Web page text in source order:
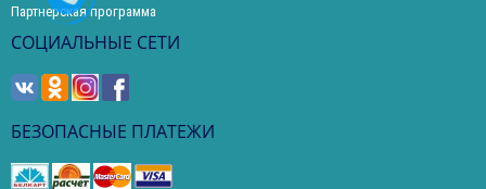
Партнерская программа
СОЦИАЛЬНЫЕ СЕТИ
БЕЗОПАСНЫЕ ПЛАТЕЖИ